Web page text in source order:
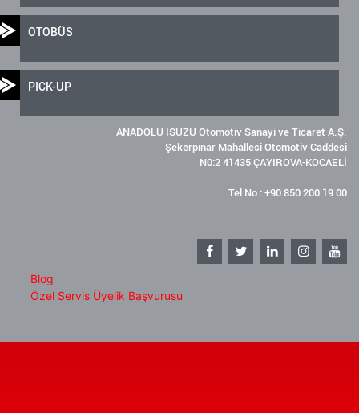
OTOBÜS
PICK-UP
ANADOLU ISUZU Otomotiv Sanayi ve Ticaret A.Ş.
Şekerpınar Mahallesi Otomotiv Caddesi
N0:2 41435 ÇAYIROVA-KOCAELİ
Tel No : +90 850 200 19 00
Blog
Özel Servis Üyelik Başvurusu